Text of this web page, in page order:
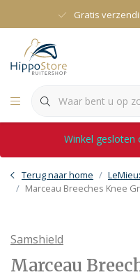
Gratis
Winkel gesloten
Terug naar home
Marceau Breeches Knee
Samshield
Marceau